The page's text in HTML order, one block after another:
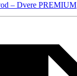
– Dvere PREMIUM